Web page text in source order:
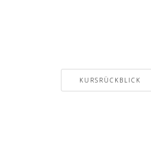
KURSRÜCKBLICK